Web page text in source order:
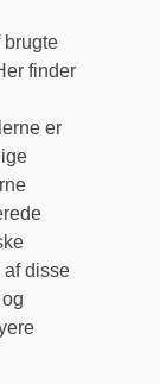
brugte
finder
er
disse